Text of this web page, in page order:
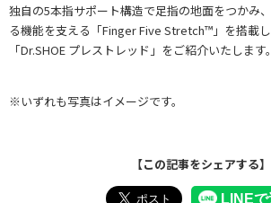
独自の5本指サポート構造で足指の地面をつかみ
る機能を支える「Finger Five Stretch™」を搭載
「Dr.SHOE プレストレッド」をご紹介いたします。
※いずれも写真はイメージです。
【この記事をシェアする】